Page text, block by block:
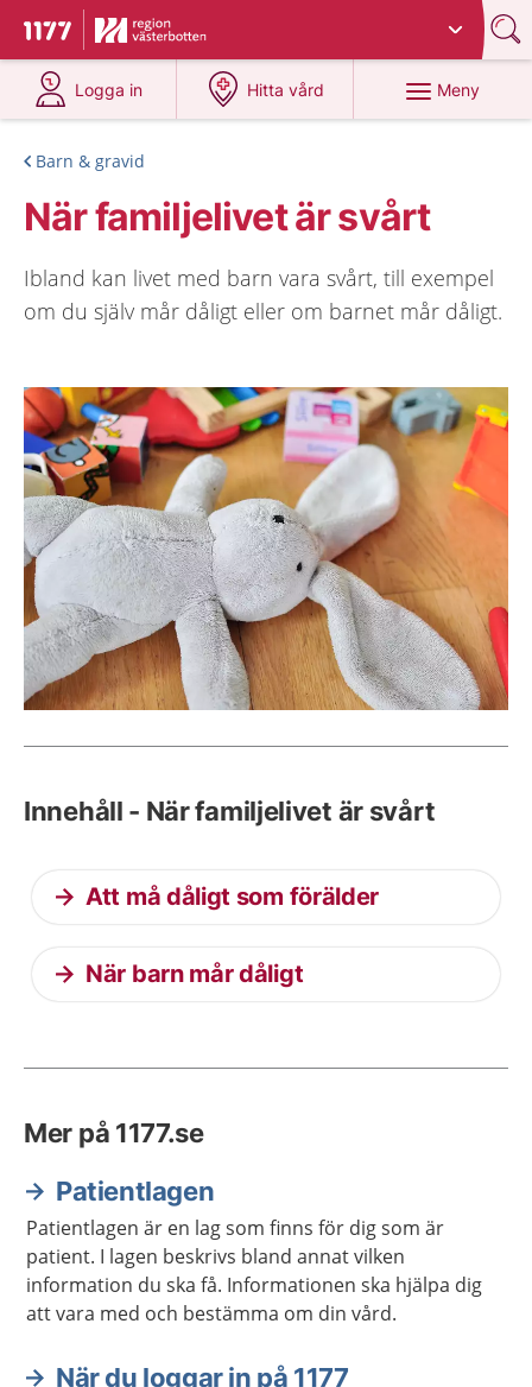
Till startsidan för 1177
Du har valt region
Logga in
på 1177.se
Hitta vård
på 1177.se
Meny
Barn & gravid
När familjelivet är svårt
Ibland kan livet med barn vara svårt, till exempel
om du själv mår dåligt eller om barnet mår dåligt.
Innehåll - När familjelivet är svårt
Att må dåligt som förälder
När barn mår dåligt
Mer på 1177.se
Patientlagen
Patientlagen är en lag som finns för dig som är
patient. I lagen beskrivs bland annat vilken
information du ska få. Informationen ska hjälpa dig
att vara med och bestämma om din vård.
När du loggar in på 1177